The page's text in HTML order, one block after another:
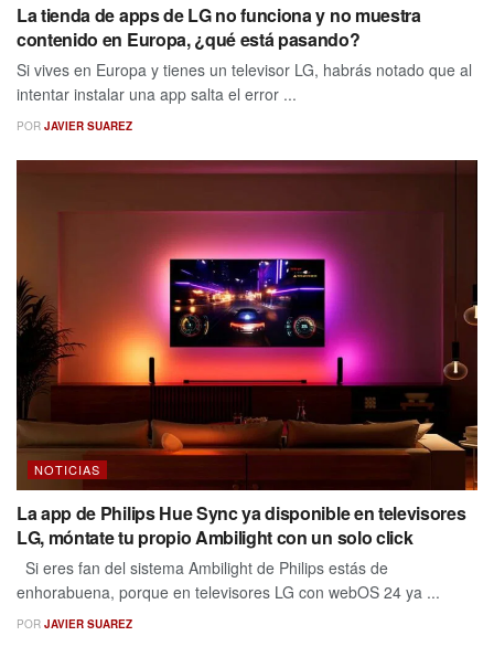
La tienda de apps de LG no funciona y no muestra
contenido en Europa, ¿qué está pasando?
Si vives en Europa y tienes un televisor LG, habrás notado que al
intentar instalar una app salta el error ...
POR JAVIER SUAREZ
NOTICIAS
La app de Philips Hue Sync ya disponible en televisores
LG, móntate tu propio Ambilight con un solo click
Si eres fan del sistema Ambilight de Philips estás de
enhorabuena, porque en televisores LG con webOS 24 ya ...
POR JAVIER SUAREZ